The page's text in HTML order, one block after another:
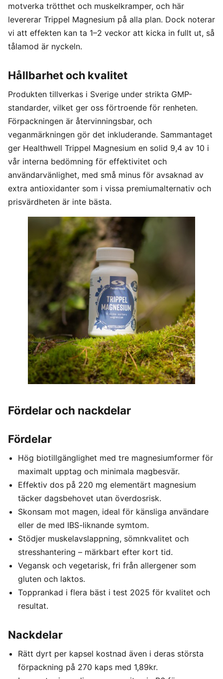
motverka trötthet och muskelkramper, och här
levererar Trippel Magnesium på alla plan. Dock noterar
vi att effekten kan ta 1–2 veckor att kicka in fullt ut, så
tålamod är nyckeln.
Hållbarhet och kvalitet
Produkten tillverkas i Sverige under strikta GMP-
standarder, vilket ger oss förtroende för renheten.
Förpackningen är återvinningsbar, och
veganmärkningen gör det inkluderande. Sammantaget
ger Healthwell Trippel Magnesium en solid 9,4 av 10 i
vår interna bedömning för effektivitet och
användarvänlighet, med små minus för avsaknad av
extra antioxidanter som i vissa premiumalternativ och
prisvärdheten är inte bästa.
Fördelar och nackdelar
Fördelar
Hög biotillgänglighet med tre magnesiumformer för
maximalt upptag och minimala magbesvär.
Effektiv dos på 220 mg elementärt magnesium
täcker dagsbehovet utan överdosrisk.
Skonsam mot magen, ideal för känsliga användare
eller de med IBS-liknande symtom.
Stödjer muskelavslappning, sömnkvalitet och
stresshantering – märkbart efter kort tid.
Vegansk och vegetarisk, fri från allergener som
gluten och laktos.
Topprankad i flera bäst i test 2025 för kvalitet och
resultat.
Nackdelar
Rätt dyrt per kapsel kostnad även i deras största
förpackning på 270 kaps med 1,89kr.